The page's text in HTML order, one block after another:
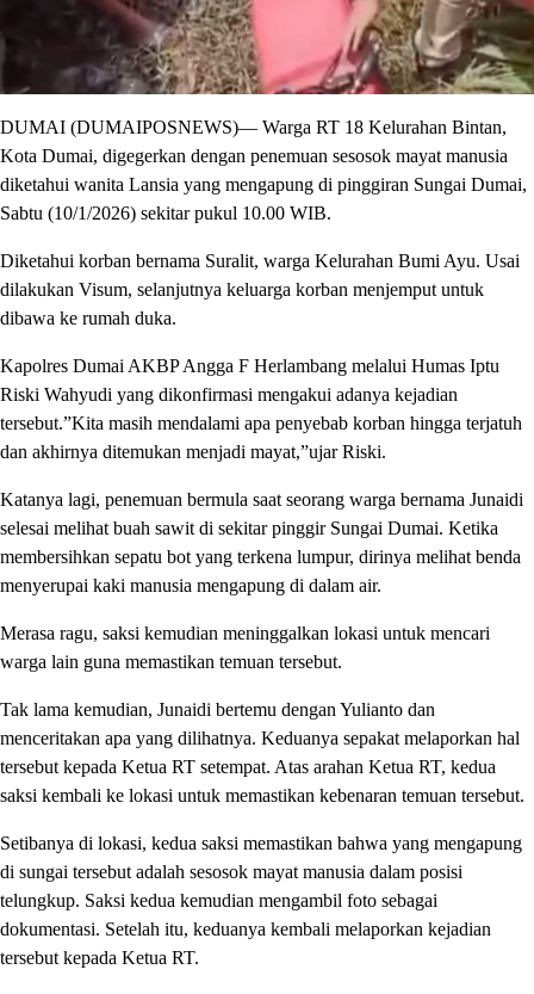
DUMAI (DUMAIPOSNEWS)— Warga RT 18 Kelurahan Bintan,
Kota Dumai, digegerkan dengan penemuan sesosok mayat manusia
diketahui wanita Lansia yang mengapung di pinggiran Sungai Dumai,
Sabtu (10/1/2026) sekitar pukul 10.00 WIB.
Diketahui korban bernama Suralit, warga Kelurahan Bumi Ayu. Usai
dilakukan Visum, selanjutnya keluarga korban menjemput untuk
dibawa ke rumah duka.
Kapolres Dumai AKBP Angga F Herlambang melalui Humas Iptu
Riski Wahyudi yang dikonfirmasi mengakui adanya kejadian
tersebut.”Kita masih mendalami apa penyebab korban hingga terjatuh
dan akhirnya ditemukan menjadi mayat,”ujar Riski.
Katanya lagi, penemuan bermula saat seorang warga bernama Junaidi
selesai melihat buah sawit di sekitar pinggir Sungai Dumai. Ketika
membersihkan sepatu bot yang terkena lumpur, dirinya melihat benda
menyerupai kaki manusia mengapung di dalam air.
Merasa ragu, saksi kemudian meninggalkan lokasi untuk mencari
warga lain guna memastikan temuan tersebut.
Tak lama kemudian, Junaidi bertemu dengan Yulianto dan
menceritakan apa yang dilihatnya. Keduanya sepakat melaporkan hal
tersebut kepada Ketua RT setempat. Atas arahan Ketua RT, kedua
saksi kembali ke lokasi untuk memastikan kebenaran temuan tersebut.
Setibanya di lokasi, kedua saksi memastikan bahwa yang mengapung
di sungai tersebut adalah sesosok mayat manusia dalam posisi
telungkup. Saksi kedua kemudian mengambil foto sebagai
dokumentasi. Setelah itu, keduanya kembali melaporkan kejadian
tersebut kepada Ketua RT.